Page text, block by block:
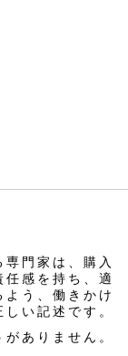
門家は、購入
感を持ち、適
う、働きかけ
い記述です。
ありません。